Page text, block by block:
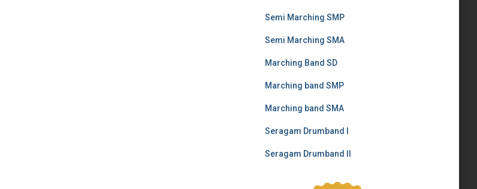
Semi Marching SMP
Semi Marching SMA
Marching Band SD
Marching band SMP
Marching band SMA
Seragam Drumband I
Seragam Drumband II